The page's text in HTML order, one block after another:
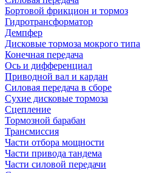
Бортовой фрикцион и тормоз
Гидротрансформатор
Демпфер
Дисковые тормоза мокрого типа
Конечная передача
Ось и дифференциал
Приводной вал и кардан
Силовая передача в сборе
Сухие дисковые тормоза
Сцепление
Тормозной барабан
Трансмиссия
Части отбора мощности
Части привода тандема
Части силовой передачи